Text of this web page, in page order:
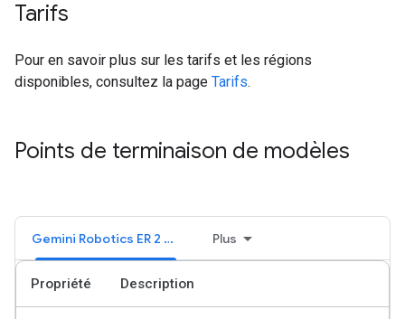
Tarifs
Pour en savoir plus sur les tarifs et les régions
disponibles, consultez la page Tarifs.
Points de terminaison de modèles
Gemini Robotics ER 2 Preview Plus
Propriété Description